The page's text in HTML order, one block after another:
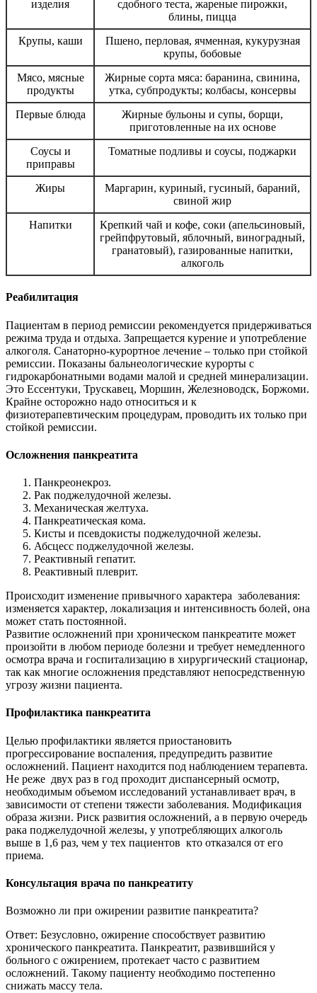
изделия
сдобного теста, жареные пирожки,
блины, пицца
Крупы, каши
Пшено, перловая, ячменная, кукурузная
крупы, бобовые
Мясо, мясные
продукты
Жирные сорта мяса: баранина, свинина,
утка, субпродукты; колбасы, консервы
Первые блюда
Жирные бульоны и супы, борщи,
приготовленные на их основе
Соусы и
приправы
Томатные подливы и соусы, поджарки
Жиры
Маргарин, куриный, гусиный, бараний,
свиной жир
Напитки
Крепкий чай и кофе, соки (апельсиновый,
грейпфрутовый, яблочный, виноградный,
гранатовый), газированные напитки,
алкоголь
Реабилитация
Пациентам в период ремиссии рекомендуется придерживаться
режима труда и отдыха. Запрещается курение и употребление
алкоголя. Санаторно-курортное лечение – только при стойкой
ремиссии. Показаны бальнеологические курорты с
гидрокарбонатными водами малой и средней минерализации.
Это Ессентуки, Трускавец, Моршин, Железноводск, Боржоми.
Крайне осторожно надо относиться и к
физиотерапевтическим процедурам, проводить их только при
стойкой ремиссии.
Осложнения панкреатита
Панкреонекроз.
Рак поджелудочной железы.
Механическая желтуха.
Панкреатическая кома.
Кисты и псевдокисты поджелудочной железы.
Абсцесс поджелудочной железы.
Реактивный гепатит.
Реактивный плеврит.
Происходит изменение привычного характера заболевания:
изменяется характер, локализация и интенсивность болей, она
может стать постоянной.
Развитие осложнений при хроническом панкреатите может
произойти в любом периоде болезни и требует немедленного
осмотра врача и госпитализацию в хирургический стационар,
так как многие осложнения представляют непосредственную
угрозу жизни пациента.
Профилактика панкреатита
Целью профилактики является приостановить
прогрессирование воспаления, предупредить развитие
осложнений. Пациент находится под наблюдением терапевта.
Не реже двух раз в год проходит диспансерный осмотр,
необходимым объемом исследований устанавливает врач, в
зависимости от степени тяжести заболевания. Модификация
образа жизни. Риск развития осложнений, а в первую очередь
рака поджелудочной железы, у употребляющих алкоголь
выше в 1,6 раз, чем у тех пациентов кто отказался от его
приема.
Консультация врача по панкреатиту
Возможно ли при ожирении развитие панкреатита?
Ответ: Безусловно, ожирение способствует развитию
хронического панкреатита. Панкреатит, развившийся у
больного с ожирением, протекает часто с развитием
осложнений. Такому пациенту необходимо постепенно
снижать массу тела.